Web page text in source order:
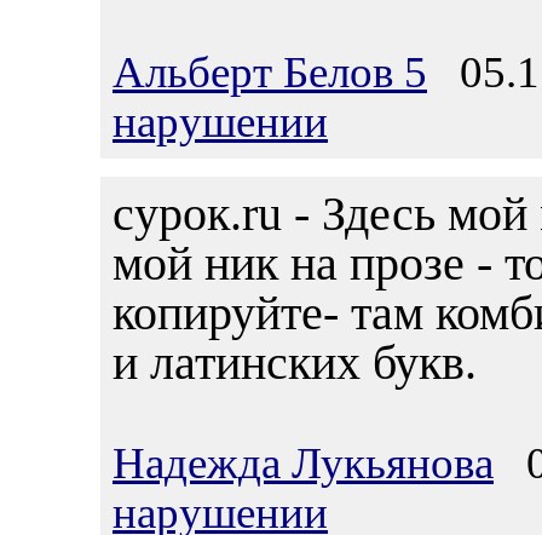
Альберт Белов 5
нарушении
cурок.ru - Здесь
мой ник на прозе -
копируйте- там
и латинских букв.
Надежда Лукьянова
нарушении